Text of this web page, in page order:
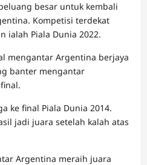
besar untuk kembali
Kompetisi terdekat
ialah Piala Dunia 2022.
mengantar Argentina berjaya
banter mengantar
ke final Piala Dunia 2014.
jadi juara setelah kalah atas
Argentina meraih juara